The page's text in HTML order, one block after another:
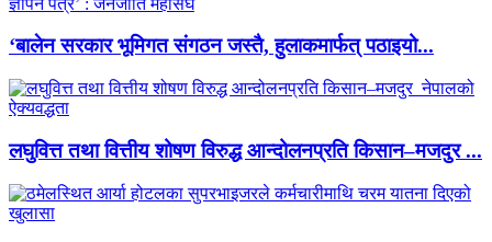
‘बालेन सरकार भूमिगत संगठन जस्तै, हुलाकमार्फत् पठाइयो...
लघुवित्त तथा वित्तीय शोषण विरुद्ध आन्दोलनप्रति किसान–मजदुर ...